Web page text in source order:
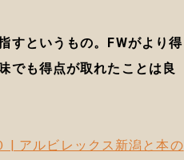
すというもの。FWがより得
でも得点が取れたことは良
アルビレックス新潟と本の